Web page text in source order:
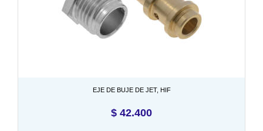
EJE DE BUJE DE JET, HIF
$ 42.400